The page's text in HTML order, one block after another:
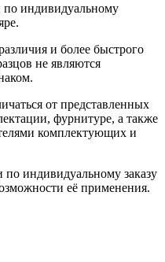
по индивидуальному
и более быстрого
не являются
от представленных
фурнитуре, а также
комплектующих и
индивидуальному заказу
её применения.